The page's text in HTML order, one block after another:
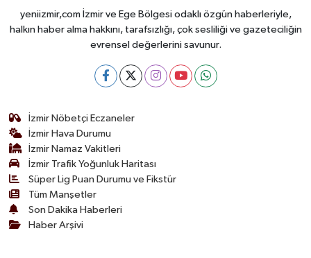
yeniizmir,com İzmir ve Ege Bölgesi odaklı özgün haberleriyle,
halkın haber alma hakkını, tarafsızlığı, çok sesliliği ve gazeteciliğin
evrensel değerlerini savunur.
İzmir Nöbetçi Eczaneler
İzmir Hava Durumu
İzmir Namaz Vakitleri
İzmir Trafik Yoğunluk Haritası
Süper Lig Puan Durumu ve Fikstür
Tüm Manşetler
Son Dakika Haberleri
Haber Arşivi